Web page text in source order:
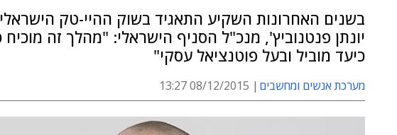
בשנים האחרונות השקיע התאגיד בשוק ההיי-טק
יונתן פנטנוביץ', מנכ"ל הסניף הישראלי: "מהלך זה
כיעד מוביל ובעל פוטנציאל עסקי"
מערכת אנשים ומחשבים 08/12/2015 13:27